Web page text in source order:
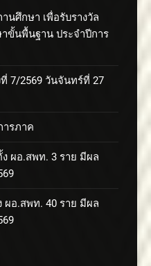
นศึกษา เพื่อรับรางวัล
ขั้นพื้นฐาน ประจำปีการ
7/2569 วันจันทร์ที่ 27
ารภาค
ผอ.สพท. 3 ราย มีผล
ผอ.สพท. 40 ราย มีผล